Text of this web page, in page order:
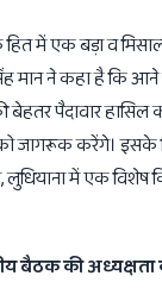
हित में एक बड़ा व
मान ने कहा है कि आने
बेहतर पैदावार
को जागरूक करेंगे। इसके
लुधियाना में एक
बैठक की अध्यक्षता